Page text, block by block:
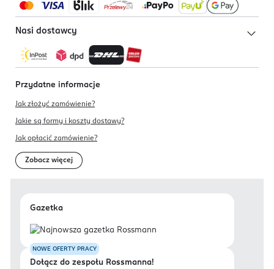
Nasi dostawcy
Przydatne informacje
Jak złożyć zamówienie?
Jakie są formy i koszty dostawy?
Jak opłacić zamówienie?
Zobacz więcej
Gazetka
NOWE OFERTY PRACY
Dołącz do zespołu Rossmanna!